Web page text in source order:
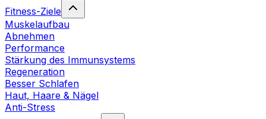
Fitness-Ziele
Muskelaufbau
Abnehmen
Performance
Stärkung des Immunsystems
Regeneration
Besser Schlafen
Haut, Haare & Nägel
Anti-Stress